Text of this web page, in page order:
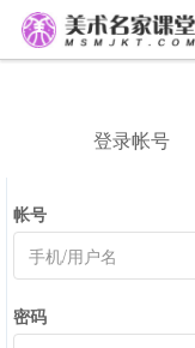
登录帐号
帐号
密码